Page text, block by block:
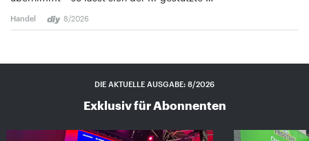
Handel 8/2026
DIE AKTUELLE AUSGABE: 8/2026
Exklusiv für Abonnenten